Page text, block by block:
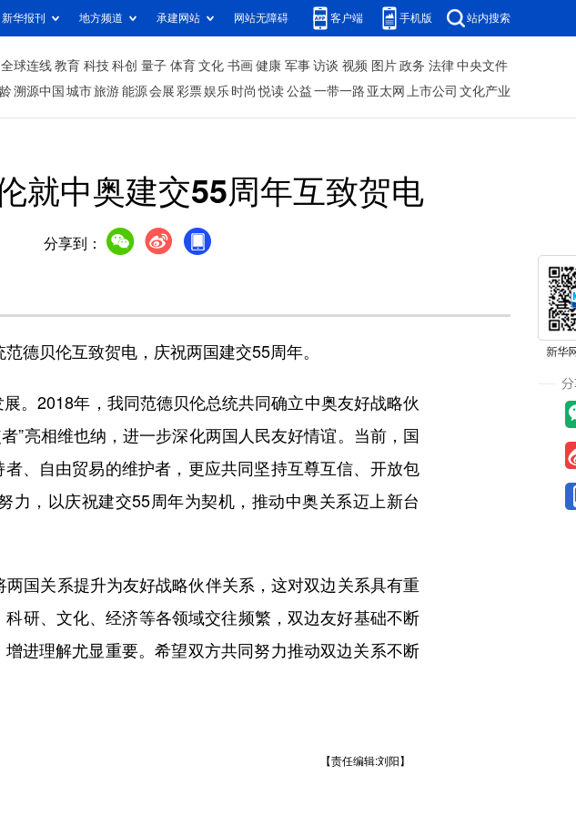
新华报刊 地方频道 承建网站 网站无障碍 客户端 手机版 站内搜索
全球连线 教育 科技 科创 量子 体育 文化 书画 健康 军事 访谈 视频 图片 政务 法律 中央文件
溯源中国 城市旅游 能源 会展 彩票娱乐 时尚 悦读 公益 一带一路 亚太网 上市公司 文化产业
就中奥建交55周年互致贺电
分享到：
贝伦互致贺电，庆祝两国建交55周年。
2018年，我同范德贝伦总统共同确立中奥友好战略伙
”亮相维也纳，进一步深化两国人民友好情谊。当前，国
、自由贸易的维护者，更应共同坚持互尊互信、开放包
力，以庆祝建交55周年为契机，推动中奥关系迈上新台
关系提升为友好战略伙伴关系，这对双边关系具有重
研、文化、经济等各领域交往频繁，双边友好基础不断
进理解尤显重要。希望双方共同努力推动双边关系不断
【责任编辑:刘阳】